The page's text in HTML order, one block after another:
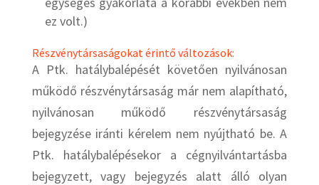
ez volt.)
Részvénytársaságokat érintő változások:
A Ptk. hatálybalépését követően nyilvánosan
működő részvénytársaság már nem alapítható,
nyilvánosan működő részvénytársaság
bejegyzése iránti kérelem nem nyújtható be. A
Ptk. hatálybalépésekor a cégnyilvántartásba
bejegyzett, vagy bejegyzés alatt álló olyan